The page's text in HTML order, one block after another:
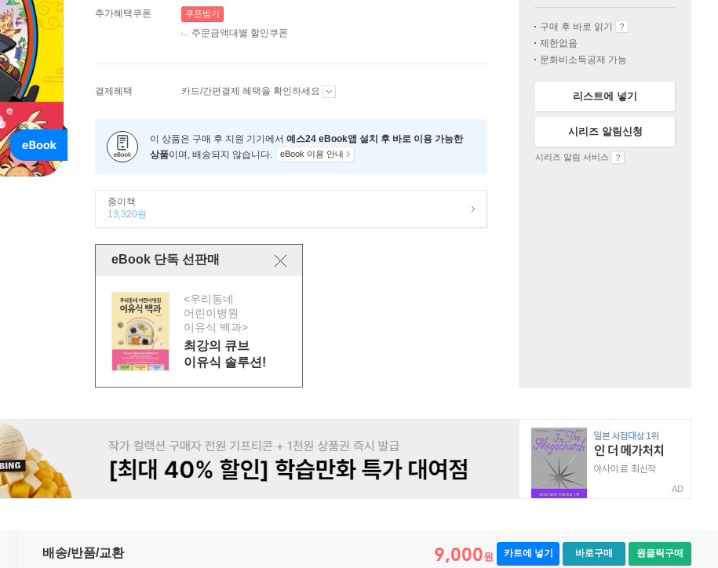
추가혜택쿠폰 쿠폰받기
주문금액대별 할인쿠폰
결제혜택 카드/간편결제 혜택을 확인하세요
이 상품은 구매 후 지원 기기에서 예스24 eBook앱 설치 후 바로 이용 가능한
상품이며, 배송되지 않습니다. eBook 이용 안내
종이책
13,320원
eBook 단독 선판매
<우리동네
어린이병원
이유식 백과>
최강의 큐브
이유식 솔루션!
구매 후 바로 읽기
제한없음
문화비소득공제 가능
리스트에 넣기
시리즈 알림신청
시리즈 알림 서비스
AD
배송/반품/교환 9,000원 카트에 넣기 바로구매 원클릭구매